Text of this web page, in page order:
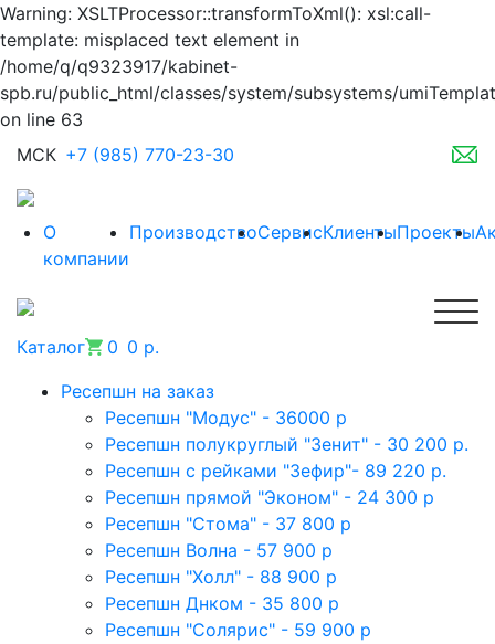
Warning: XSLTProcessor::transformToXml(): xsl:call-
template: misplaced text element in
/home/q/q9323917/kabinet-
spb.ru/public_html/classes/system/subsystems/
on line 63
МСК +7 (985) 770-23-30
О
компании
ПроизводствоСервисКлиентыПроекты
Каталог 0 0 р.
Ресепшн на заказ
Ресепшн "Модус" - 36000 р
Ресепшн полукруглый "Зенит" - 30 200 р.
Ресепшн с рейками "Зефир"- 89 220 р.
Ресепшн прямой "Эконом" - 24 300 р
Ресепшн "Стома" - 37 800 р
Ресепшн Волна - 57 900 р
Ресепшн "Холл" - 88 900 р
Ресепшн Днком - 35 800 р
Ресепшн "Солярис" - 59 900 р